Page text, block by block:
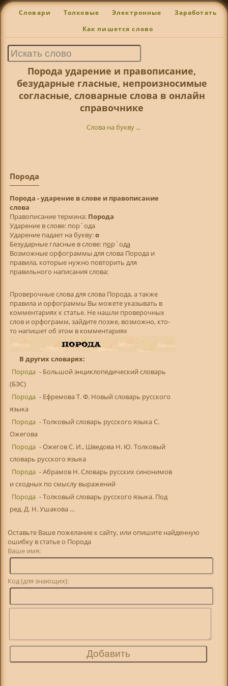
Словари Толковые Электронные Заработать
Как пишется слово
Порода ударение и правописание,
безударные гласные, непроизносимые
согласные, словарные слова в онлайн
справочнике
Слова на букву ...
Порода
Порода - ударение в слове и правописание
слова
Правописание термина: Порода
Ударение в слове: пор`ода
Ударение падает на букву:о
Безударные гласные в слове: пор`ода
Возможные орфограммы для слова Порода и
правила, которые нужно повторить для
правильного написания слова:
Проверочные слова для слова Порода, а также
правила и орфограммы Вы можете указывать в
комментариях к статье. Не нашли проверочных
слов и орфограмм, зайдите позже, возможно, кто-
то напишет об этом в комментариях
В других словарях:
Порода - Большой энциклопедический словарь
(БЭС)
Порода - Ефремова Т. Ф. Новый словарь русского
языка
Порода - Толковый словарь русского языка С.
Ожегова
Порода - Ожегов С. И., Шведова Н. Ю. Толковый
словарь русского языка
Порода - Абрамов Н. Словарь русских синонимов
и сходных по смыслу выражений
Порода - Толковый словарь русского языка. Под
ред. Д. Н. Ушакова ...
Оставьте Ваше пожелание к сайту, или опишите найденную
ошибку в статье о Порода
Ваше имя:
Код (для знающих):